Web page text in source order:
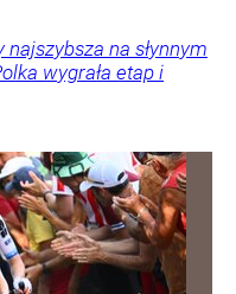
na słynnym
wygrała etap i